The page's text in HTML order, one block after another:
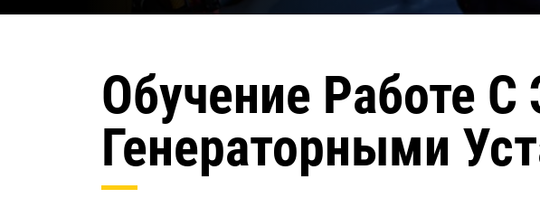
Обучение Работе
Генераторными